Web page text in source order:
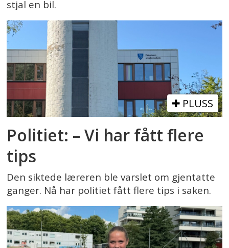
stjal en bil.
PLUSS
Politiet: – Vi har fått flere
tips
Den siktede læreren ble varslet om gjentatte
ganger. Nå har politiet fått flere tips i saken.